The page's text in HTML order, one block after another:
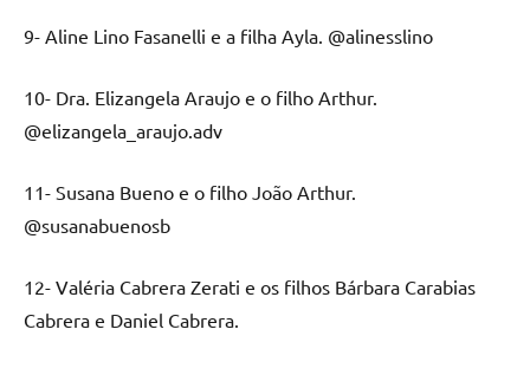
9- Aline Lino Fasanelli e a filha Ayla. @alinesslino
10- Dra. Elizangela Araujo e o filho Arthur.
@elizangela_araujo.adv
11- Susana Bueno e o filho João Arthur.
@susanabuenosb
12- Valéria Cabrera Zerati e os filhos Bárbara Carabias
Cabrera e Daniel Cabrera.